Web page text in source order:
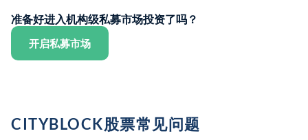
准备好进入机构级私募市场投资了吗？
开启私募市场
CITYBLOCK股票常见问题